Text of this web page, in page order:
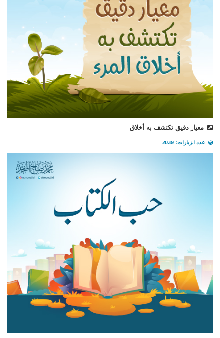
معيار دقيق تكتشف به أخلاق
عدد الزيارات: 2039